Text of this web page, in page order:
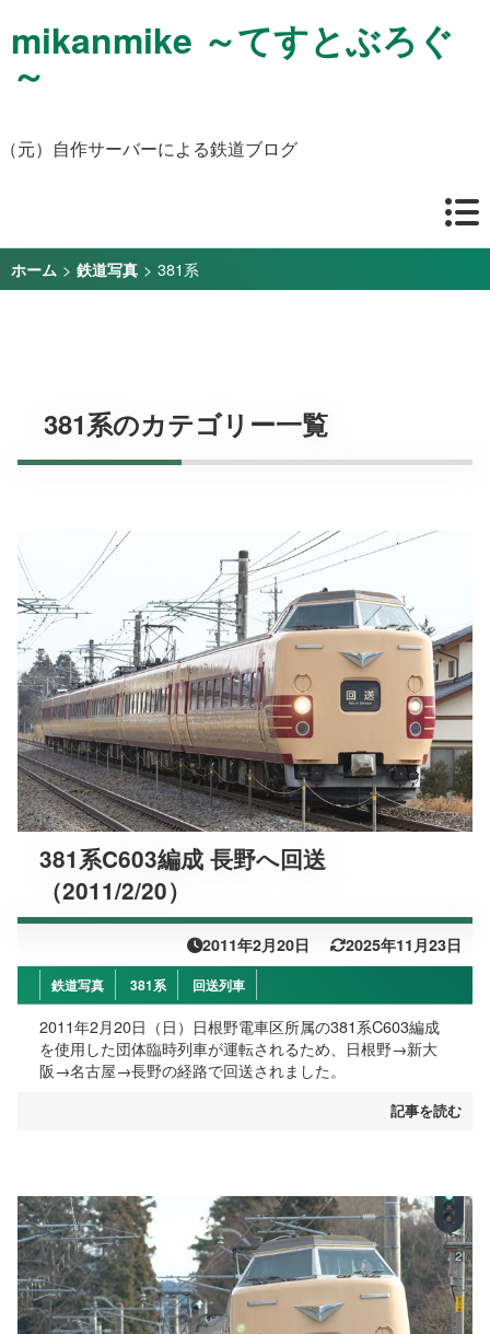
mikanmike ～てすとぶろぐ
～
（元）自作サーバーによる鉄道ブログ
ホーム > 鉄道写真 > 381系
381系のカテゴリー一覧
381系C603編成 長野へ回送
（2011/2/20）
2011年2月20日 2025年11月23日
鉄道写真 381系 回送列車
2011年2月20日（日）日根野電車区所属の381系C603編成
を使用した団体臨時列車が運転されるため、日根野→新大
阪→名古屋→長野の経路で回送されました。
記事を読む